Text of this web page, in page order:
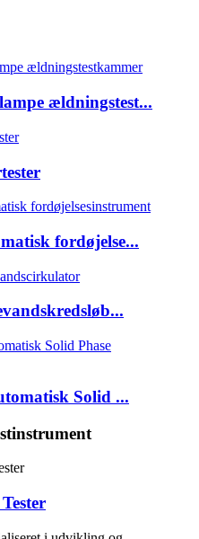
ældningstest...
fordøjelse...
Solid ...